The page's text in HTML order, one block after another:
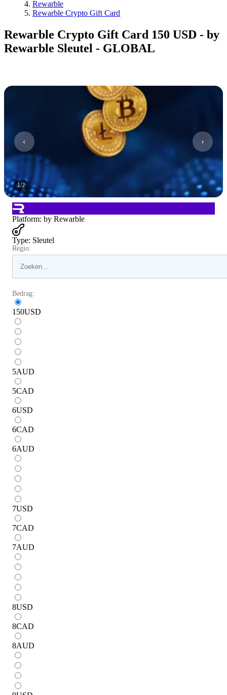
Rewarble
Rewarble Crypto Gift Card
Rewarble Crypto Gift Card 150 USD - by
Rewarble Sleutel - GLOBAL
1/2
Platform: by Rewarble
Type: Sleutel
Regio:
Bedrag:
150USD
5AUD
5CAD
6USD
6CAD
6AUD
7USD
7CAD
7AUD
8USD
8CAD
8AUD